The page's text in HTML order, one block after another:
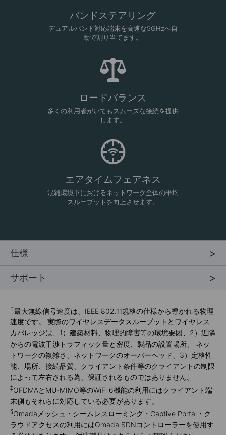
バンドステアリング
デュアルバンド対応端末を高速な5GHzへ自
動で割り当てます。
ロードバランス
多くの利用者がいてもスムーズな接続を提供
します。
エアタイムフェアネス
混雑環境下におけるネットワーク全体の平均
スループットを向上させます。
仕様
サポート
†最大無線信号速度は、IEEE 802.11規格の仕様から導かれる物理
速度です。 実際のワイヤレスデータスループットとワイヤレス
カバレッジは、1）建築材料、物理的障害等の環境要因、2）近隣
からの電波干渉トラフィック量と密度、製品の設置場所、 ネッ
トワークの複雑さ、ネットワークのオーバーヘッド、3）定格性
能、場所、接続品質、クライアント条件等のクライアントの制限
によって左右される為、保証されるものではありません。
‡OFDMAとMU-MIMO等のWiFi 6機能の利用にはクライアント端
末側もそれらに対応している必要があります。
§Omadaメッシュ・シームレスローミング・Captive Portal・ク
ラウドアクセスの利用にはOmada SDNコントローラーを使用す